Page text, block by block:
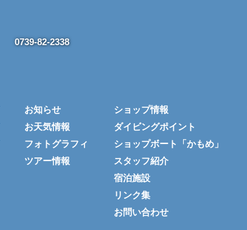
0739-82-2338
お知らせ
お天気情報
フォトグラフィ
ツアー情報
ショップ情報
ダイビングポイント
ショップボート「かもめ」
スタッフ紹介
宿泊施設
リンク集
お問い合わせ